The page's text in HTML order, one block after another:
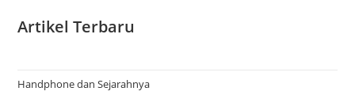
Artikel Terbaru
Handphone dan Sejarahnya